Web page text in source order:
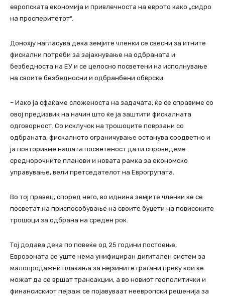
европската економија и привлечноста на еврото како „сидро
на просперитетот“.
Донохју нагласува дека земјите членки се свесни за итните
фискални потреби за зајакнување на одбраната и
безбедноста на ЕУ и се целосно посветени на исполнување
на своите безбедносни и одбранбени обврски.
– Иако ја сфаќаме сложеноста на задачата, ќе се справиме со
овој предизвик на начин што ќе ја заштити фискалната
одговорност. Со исклучок на трошоците поврзани со
одбраната, фискалното ограничување останува соодветно и
ја повторивме нашата посветеност да ги спроведеме
среднорочните планови и новата рамка за економско
управување, вели претседателот на Еврогрупата.
Во тој правец, според него, во иднина земјите членки ќе се
посветат на приспособување на своите буџети на повисоките
трошоци за одбрана на среден рок.
Тој додава дека по повеќе од 25 години постоење,
Еврозоната се уште нема унифициран дигитален систем за
малопродажни плаќања за нејзините граѓани преку кои ќе
можат да се вршат трансакции, а во новиот геополитички и
финансискиот пејзаж се појавуваат неевропски решенија за